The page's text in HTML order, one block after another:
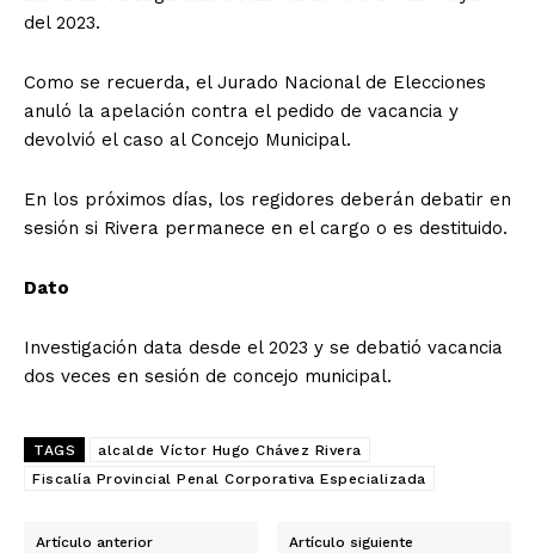
del 2023.
Como se recuerda, el Jurado Nacional de Elecciones
anuló la apelación contra el pedido de vacancia y
devolvió el caso al Concejo Municipal.
En los próximos días, los regidores deberán debatir en
sesión si Rivera permanece en el cargo o es destituido.
Dato
Investigación data desde el 2023 y se debatió vacancia
dos veces en sesión de concejo municipal.
TAGS
alcalde Víctor Hugo Chávez Rivera
Fiscalía Provincial Penal Corporativa Especializada
Artículo anterior Artículo siguiente